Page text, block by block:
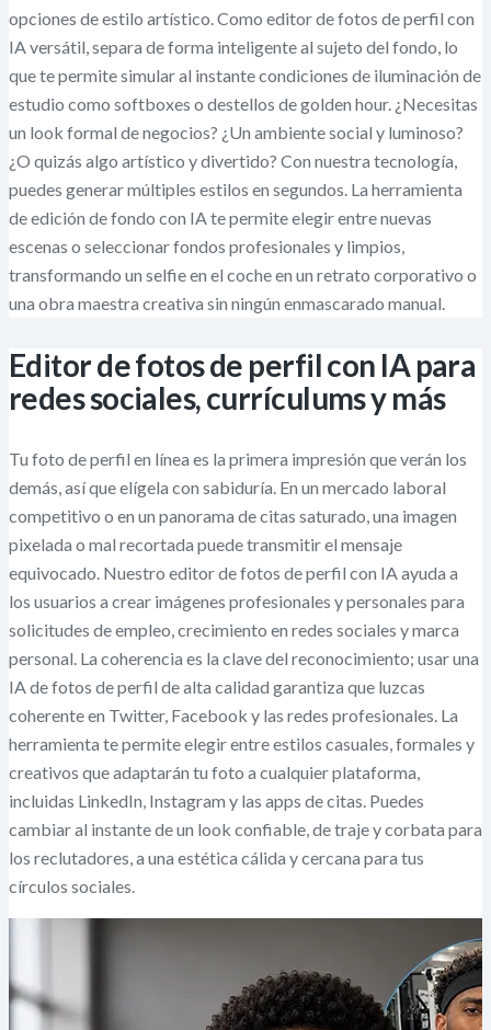
opciones de estilo artístico. Como editor de fotos de perfil con
IA versátil, separa de forma inteligente al sujeto del fondo, lo
que te permite simular al instante condiciones de iluminación de
estudio como softboxes o destellos de golden hour. ¿Necesitas
un look formal de negocios? ¿Un ambiente social y luminoso?
¿O quizás algo artístico y divertido? Con nuestra tecnología,
puedes generar múltiples estilos en segundos. La herramienta
de edición de fondo con IA te permite elegir entre nuevas
escenas o seleccionar fondos profesionales y limpios,
transformando un selfie en el coche en un retrato corporativo o
una obra maestra creativa sin ningún enmascarado manual.
Editor de fotos de perfil con IA para
redes sociales, currículums y más
Tu foto de perfil en línea es la primera impresión que verán los
demás, así que elígela con sabiduría. En un mercado laboral
competitivo o en un panorama de citas saturado, una imagen
pixelada o mal recortada puede transmitir el mensaje
equivocado. Nuestro editor de fotos de perfil con IA ayuda a
los usuarios a crear imágenes profesionales y personales para
solicitudes de empleo, crecimiento en redes sociales y marca
personal. La coherencia es la clave del reconocimiento; usar una
IA de fotos de perfil de alta calidad garantiza que luzcas
coherente en Twitter, Facebook y las redes profesionales. La
herramienta te permite elegir entre estilos casuales, formales y
creativos que adaptarán tu foto a cualquier plataforma,
incluidas LinkedIn, Instagram y las apps de citas. Puedes
cambiar al instante de un look confiable, de traje y corbata para
los reclutadores, a una estética cálida y cercana para tus
círculos sociales.